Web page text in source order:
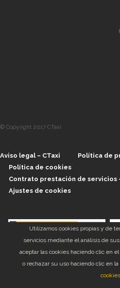
Utilizamos cookies propias y de
servicios mediante el análisis de
aceptar las cookies haciendo clic en
o rechazar su uso haciendo clic en la
cookies
© Copyright 2017 CTaxi
Aviso legal – CTaxi
Política de
Política de cookies
Contrato prestación de servicios –
Ajustes de cookies
Financiado por el Programa KIT Digital.